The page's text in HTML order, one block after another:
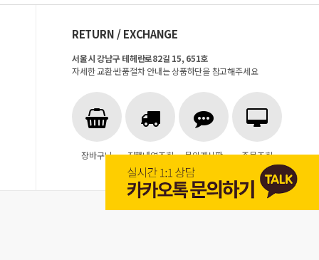
RETURN / EXCHANGE
서울시 강남구 테헤란로82길 15, 651호
자세한 교환·반품절차 안내는 상품하단을 참고해주세요
장바구니 진행내역조회 문의게시판 주문조회